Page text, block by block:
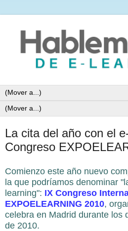
La cita del año con el
Congreso
Comienzo este año nuevo
la que podríamos denominar
learning": IX Congreso
EXPOELEARNING 2010,
celebra en Madrid durante los
de 2010.